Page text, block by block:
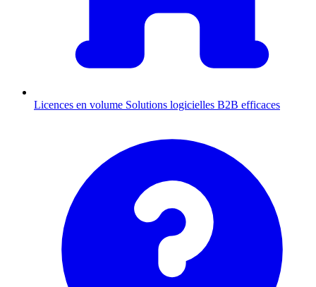
Licences en volume Solutions logicielles B2B efficaces